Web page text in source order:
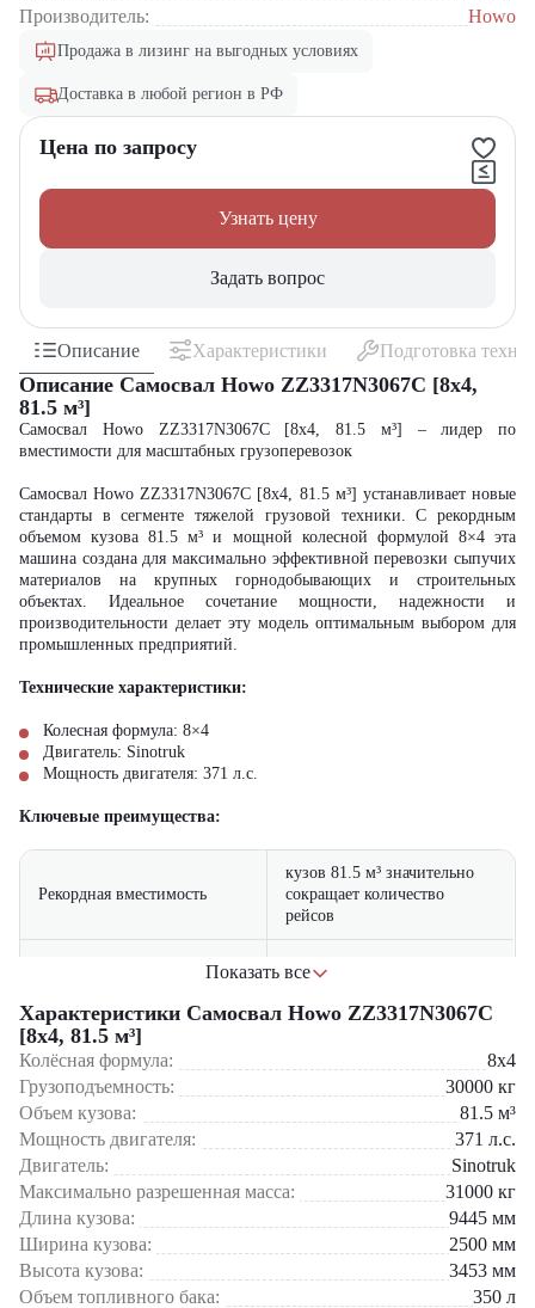
Производитель:
Howo
Продажа в лизинг на выгодных условиях
Доставка в любой регион в РФ
Цена по запросу
Узнать цену
Задать вопрос
Описание Характеристики Подготовка
Описание Самосвал Howo ZZ3317N3067C [8x4,
81.5 м³]
Самосвал Howo ZZ3317N3067C [8x4, 81.5 м³] – лидер по
вместимости для масштабных грузоперевозок
Самосвал Howo ZZ3317N3067C [8x4, 81.5 м³] устанавливает новые
стандарты в сегменте тяжелой грузовой техники. С рекордным
объемом кузова 81.5 м³ и мощной колесной формулой 8×4 эта
машина создана для максимально эффективной перевозки сыпучих
материалов на крупных горнодобывающих и строительных
объектах. Идеальное сочетание мощности, надежности и
производительности делает эту модель оптимальным выбором для
промышленных предприятий.
Технические характеристики:
Колесная формула: 8×4
Двигатель: Sinotruk
Мощность двигателя: 371 л.с.
Ключевые преимущества:
Рекордная вместимость
кузов 81.5 м³ значительно
сокращает количество
рейсов
для тяжелых условий работы
Экономическая
эффективность
Комфортабельная кабина
продуманная эргономика
для длительных смен
Универсальность
различными типами
Сфера применения:
Крупных горнодобывающих предприятий – перевозка руды,
угля, горной массы
Масштабных строительных проектов – транспортировка песка,
щебня, грунта
Промышленных комплексов – доставка сырья и вывоз отходов
производства
Специальных объектов – работа на полигонах и
перерабатывающих предприятиях
Показать все
Характеристики Самосвал Howo ZZ3317N3067C
[8x4, 81.5 м³]
Колёсная формула:
8x4
Грузоподъемность:
30000 кг
Объем кузова:
81.5 м³
Мощность двигателя:
371 л.с.
Двигатель:
Sinotruk
Максимально разрешенная масса:
31000 кг
Длина кузова:
9445 мм
Ширина кузова:
2500 мм
Высота кузова:
3453 мм
Объем топливного бака:
350 л